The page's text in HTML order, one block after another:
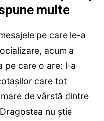
multe
pe care le-a
acum a
pe care o are: l-a
care tot
de vârstă dintre
nu știe